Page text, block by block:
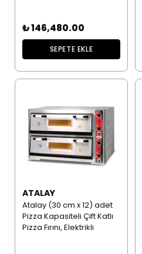
₺ 146,480.00
SEPETE EKLE
ATALAY
Atalay (30 cm x 12) adet
Pizza Kapasiteli Çift Katlı
Pizza Fırını, Elektrikli